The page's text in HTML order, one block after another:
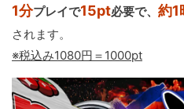
1分プレイで15pt必要で、 約1
されます。
※税込み1080円＝1000pt